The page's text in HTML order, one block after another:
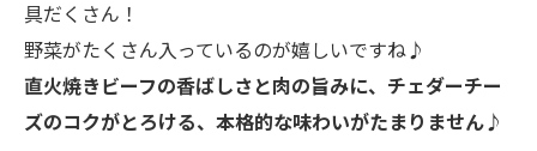
具だくさん！
野菜がたくさん入っているのが嬉しいですね♪
直火焼きビーフの香ばしさと肉の旨みに、チェダーチー
ズのコクがとろける、本格的な味わいがたまりません♪